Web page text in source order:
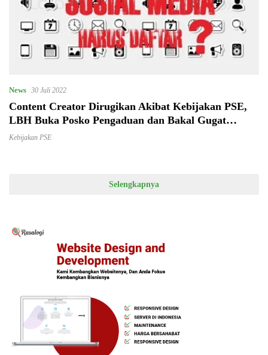
News 30 Juli 2022
Content Creator Dirugikan Akibat Kebijakan PSE,
LBH Buka Posko Pengaduan dan Bakal Gugat
Kemenkominfo
Kebijakan PSE
Selengkapnya